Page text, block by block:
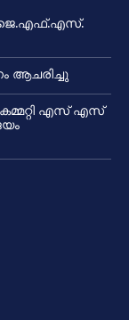
ജെ.എഫ്.എസ്.
ആചരിച്ചു
എസ് എസ്